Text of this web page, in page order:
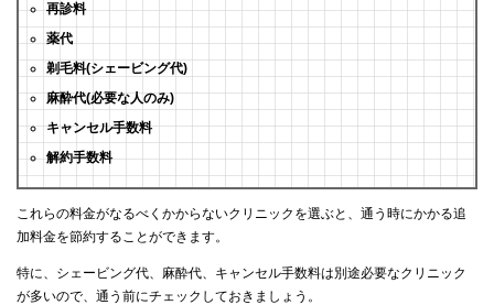
再診料
薬代
剃毛料(シェービング代)
麻酔代(必要な人のみ)
キャンセル手数料
解約手数料
これらの料金がなるべくかからないクリニックを選ぶと、通う時にかかる追
加料金を節約することができます。
特に、シェービング代、麻酔代、キャンセル手数料は別途必要なクリニック
が多いので、通う前にチェックしておきましょう。